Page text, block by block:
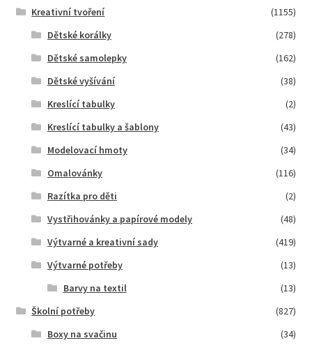
Kreativní tvoření
(1155)
Dětské korálky
(278)
Dětské samolepky
(162)
Dětské vyšívání
(38)
Kreslící tabulky
(2)
Kreslící tabulky a šablony
(43)
Modelovací hmoty
(34)
Omalovánky
(116)
Razítka pro děti
(2)
Vystřihovánky a papírové modely
(48)
Výtvarné a kreativní sady
(419)
Výtvarné potřeby
(13)
Barvy na textil
(13)
Školní potřeby
(827)
Boxy na svačinu
(34)